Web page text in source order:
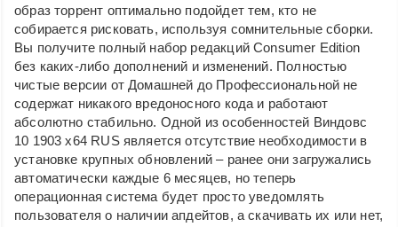
образ торрент оптимально подойдет тем, кто не
собирается рисковать, используя сомнительные сборки.
Вы получите полный набор редакций Consumer Edition
без каких-либо дополнений и изменений. Полностью
чистые версии от Домашней до Профессиональной не
содержат никакого вредоносного кода и работают
абсолютно стабильно. Одной из особенностей Виндовс
10 1903 x64 RUS является отсутствие необходимости в
установке крупных обновлений – ранее они загружались
автоматически каждые 6 месяцев, но теперь
операционная система будет просто уведомлять
пользователя о наличии апдейтов, а скачивать их или нет,